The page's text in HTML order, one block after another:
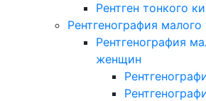
Рентген тонкого
Рентгенография малого
Рентгенография
женщин